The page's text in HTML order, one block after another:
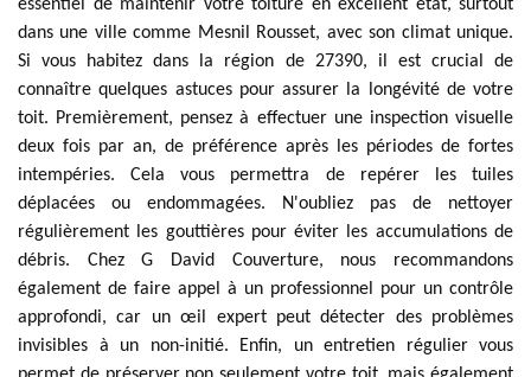
essentiel de maintenir votre toiture en excellent état, surtout
dans une ville comme Mesnil Rousset, avec son climat unique.
Si vous habitez dans la région de 27390, il est crucial de
connaître quelques astuces pour assurer la longévité de votre
toit. Premièrement, pensez à effectuer une inspection visuelle
deux fois par an, de préférence après les périodes de fortes
intempéries. Cela vous permettra de repérer les tuiles
déplacées ou endommagées. N'oubliez pas de nettoyer
régulièrement les gouttières pour éviter les accumulations de
débris. Chez G David Couverture, nous recommandons
également de faire appel à un professionnel pour un contrôle
approfondi, car un œil expert peut détecter des problèmes
invisibles à un non-initié. Enfin, un entretien régulier vous